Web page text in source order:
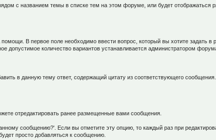
с названием темы в списке тем на этом форуме, или будет отображаться
В первое поле необходимо ввести вопрос, который вы хотите задать в
допустимое количество вариантов устанавливается администратором
в данную тему ответ, содержащий цитату из соответствующего
отредактировать ранее размещенные вами сообщения.
сообщению?'. Если вы отметите эту опцию, то каждый раз при
просто добавляться к сообщению.